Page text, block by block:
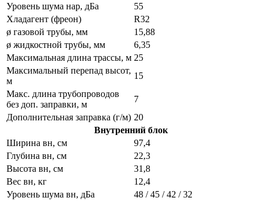
Уровень шума нар, дБа
55
Хладагент (фреон)
R32
ø газовой трубы, мм
15,88
ø жидкостной трубы, мм
6,35
Максимальная длина трассы, м 25
Максимальный перепад высот,
м
15
Макс. длина трубопроводов
без доп. заправки, м
7
Дополнительная заправка (г/м) 20
Внутренний блок
Ширина вн, см
97,4
Глубина вн, см
22,3
Высота вн, см
31,8
Вес вн, кг
12,4
Уровень шума вн, дБа
48 / 45 / 42 / 32